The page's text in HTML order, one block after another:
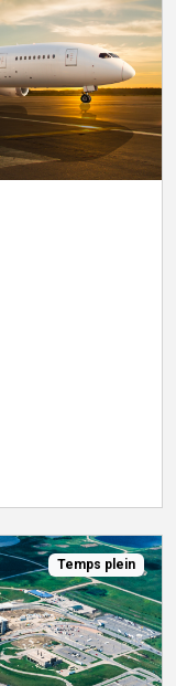
Temps plein